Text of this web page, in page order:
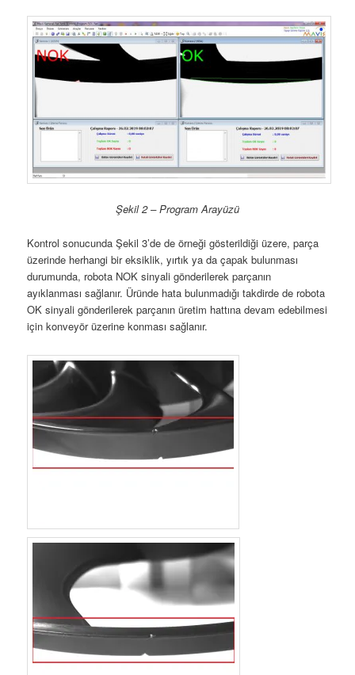
Şekil 2 – Program Arayüzü
Kontrol sonucunda Şekil 3’de de örneği gösterildiği üzere, parça
üzerinde herhangi bir eksiklik, yırtık ya da çapak bulunması
durumunda, robota NOK sinyali gönderilerek parçanın
ayıklanması sağlanır. Üründe hata bulunmadığı takdirde de robota
OK sinyali gönderilerek parçanın üretim hattına devam edebilmesi
için konveyör üzerine konması sağlanır.